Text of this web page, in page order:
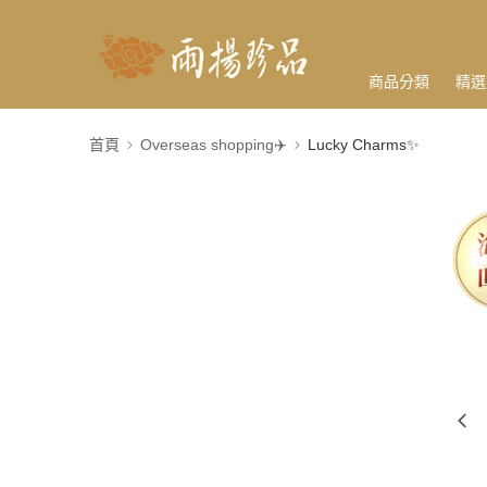
商品分類 精
首頁 Overseas shopping✈️ Lucky Charms✨